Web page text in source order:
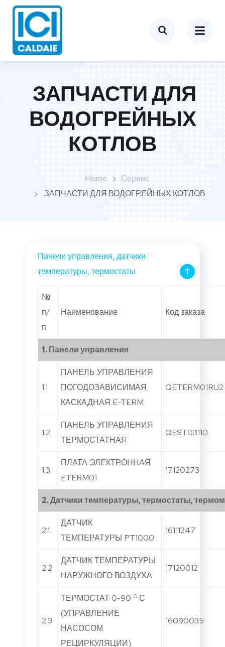
ЗАПЧАСТИ ДЛЯ
ВОДОГРЕЙНЫХ
КОТЛОВ
Home
Сервис
ЗАПЧАСТИ ДЛЯ ВОДОГРЕЙНЫХ КОТЛОВ
Панели управления, датчики
температуры, термостаты
№
п/
п
Наименование Код заказа
1.Панели управления
1.1
ПАНЕЛЬ УПРАВЛЕНИЯ
ПОГОДОЗАВИСИМАЯ
КАСКАДНАЯ E-TERM
QETERM01RU2
1.2
ПАНЕЛЬ УПРАВЛЕНИЯ
ТЕРМОСТАТНАЯ
QEST03110
1.3
ПЛАТА ЭЛЕКТРОННАЯ
ETERM01
17120273
2. Датчики температуры, термостаты,
2.1
ДАТЧИК
ТЕМПЕРАТУРЫ PT1000
16111247
2.2
ДАТЧИК ТЕМПЕРАТУРЫ
НАРУЖНОГО ВОЗДУХА
17120012
2.3
ТЕРМОСТАТ 0-90 0 С
(УПРАВЛЕНИЕ
НАСОСОМ
РЕЦИРКУЛЯЦИИ)
16090035